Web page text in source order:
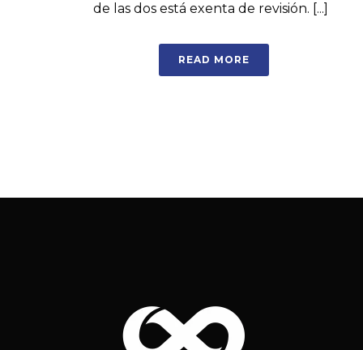
de las dos está exenta de revisión. [...]
READ MORE